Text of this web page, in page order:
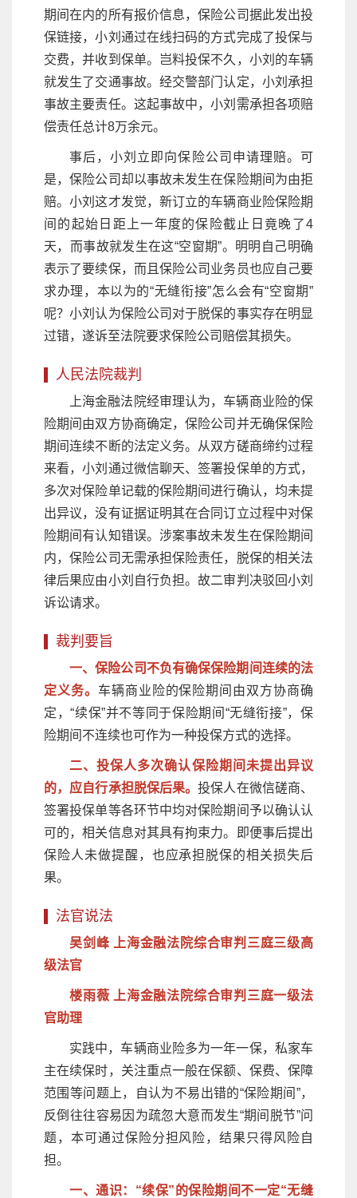
期间在内的所有报价信息，保险公司据此发出投
保链接，小刘通过在线扫码的方式完成了投保与
交费，并收到保单。岂料投保不久，小刘的车辆
就发生了交通事故。经交警部门认定，小刘承担
事故主要责任。这起事故中，小刘需承担各项赔
偿责任总计8万余元。
事后，小刘立即向保险公司申请理赔。可
是，保险公司却以事故未发生在保险期间为由拒
赔。小刘这才发觉，新订立的车辆商业险保险期
间的起始日距上一年度的保险截止日竟晚了4
天，而事故就发生在这“空窗期”。明明自己明确
表示了要续保，而且保险公司业务员也应自己要
求办理，本以为的“无缝衔接”怎么会有“空窗期”
呢？小刘认为保险公司对于脱保的事实存在明显
过错，遂诉至法院要求保险公司赔偿其损失。
人民法院裁判
上海金融法院经审理认为，车辆商业险的保
险期间由双方协商确定，保险公司并无确保保险
期间连续不断的法定义务。从双方磋商缔约过程
来看，小刘通过微信聊天、签署投保单的方式，
多次对保险单记载的保险期间进行确认，均未提
出异议，没有证据证明其在合同订立过程中对保
险期间有认知错误。涉案事故未发生在保险期间
内，保险公司无需承担保险责任，脱保的相关法
律后果应由小刘自行负担。故二审判决驳回小刘
诉讼请求。
裁判要旨
一、保险公司不负有确保保险期间连续的法
定义务。 车辆商业险的保险期间由双方协商确
定，“续保”并不等同于保险期间“无缝衔接”，保
险期间不连续也可作为一种投保方式的选择。
二、投保人多次确认保险期间未提出异议
的，应自行承担脱保后果。投保人在微信磋商、
签署投保单等各环节中均对保险期间予以确认认
可的，相关信息对其具有拘束力。即便事后提出
保险人未做提醒，也应承担脱保的相关损失后
果。
法官说法
吴剑峰 上海金融法院综合审判三庭三级高
级法官
楼雨薇 上海金融法院综合审判三庭一级法
官助理
实践中，车辆商业险多为一年一保，私家车
主在续保时，关注重点一般在保额、保费、保障
范围等问题上，自认为不易出错的“保险期间”，
反倒往往容易因为疏忽大意而发生“期间脱节”问
题，本可通过保险分担风险，结果只得风险自
担。
一、通识：“续保”的保险期间不一定“无缝